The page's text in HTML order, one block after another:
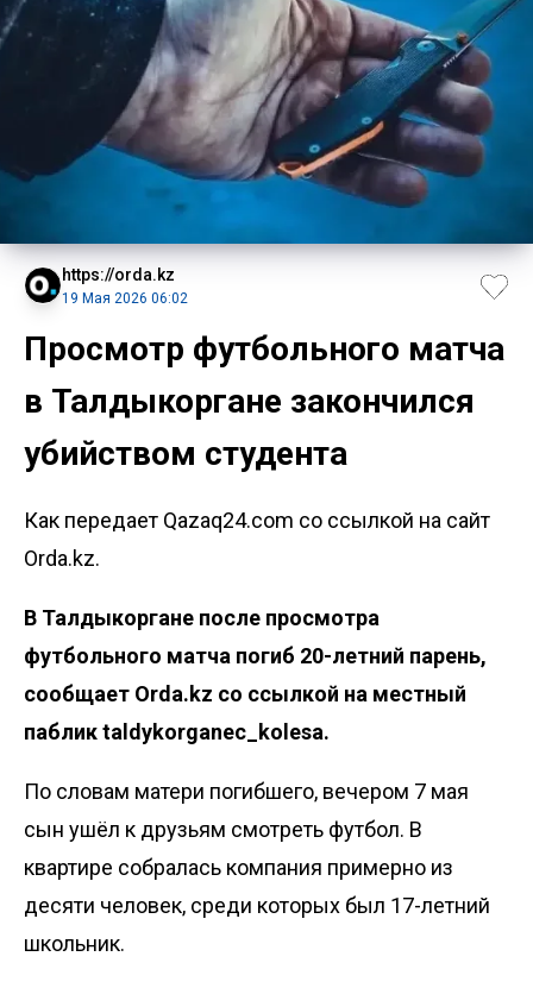
https://orda.kz
19 Мая 2026 06:02
Просмотр футбольного матча
в Талдыкоргане закончился
убийством студента
Как передает Qazaq24.com со ссылкой на сайт
Orda.kz.
В Талдыкоргане после просмотра
футбольного матча погиб 20-летний парень,
сообщает Orda.kz со ссылкой на местный
пабликtaldykorganec_kolesa.
По словам матери погибшего, вечером 7 мая
сын ушёл к друзьям смотреть футбол. В
квартире собралась компания примерно из
десяти человек, среди которых был 17-летний
школьник.